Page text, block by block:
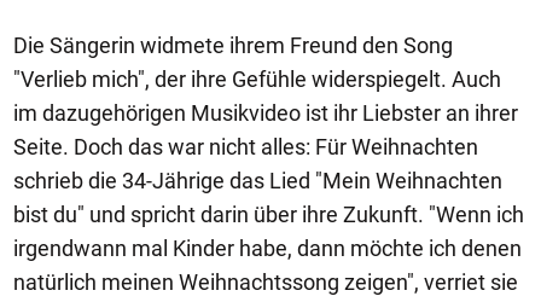
Die Sängerin widmete ihrem Freund den Song
"Verlieb mich", der ihre Gefühle widerspiegelt. Auch
im dazugehörigen Musikvideo ist ihr Liebster an ihrer
Seite. Doch das war nicht alles: Für Weihnachten
schrieb die 34-Jährige das Lied "Mein Weihnachten
bist du" und spricht darin über ihre Zukunft. "Wenn ich
irgendwann mal Kinder habe, dann möchte ich denen
natürlich meinen Weihnachtssong zeigen", verriet sie